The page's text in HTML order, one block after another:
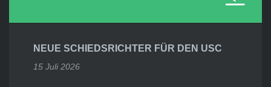
NEUE SCHIEDSRICHTER FÜR DEN USC
15 Juli 2026